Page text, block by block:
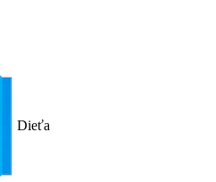
Dieťa